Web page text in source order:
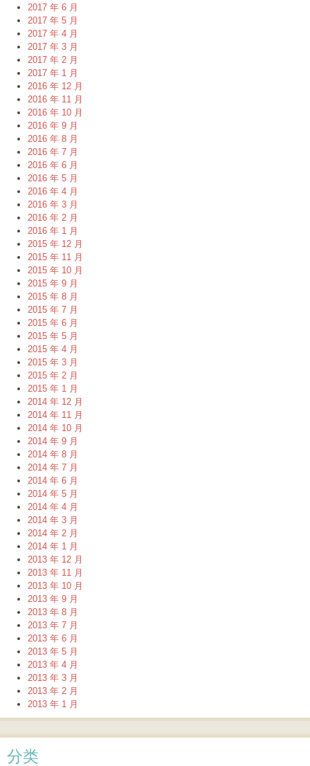
2017 年 6 月
2017 年 5 月
2017 年 4 月
2017 年 3 月
2017 年 2 月
2017 年 1 月
2016 年 12 月
2016 年 11 月
2016 年 10 月
2016 年 9 月
2016 年 8 月
2016 年 7 月
2016 年 6 月
2016 年 5 月
2016 年 4 月
2016 年 3 月
2016 年 2 月
2016 年 1 月
2015 年 12 月
2015 年 11 月
2015 年 10 月
2015 年 9 月
2015 年 8 月
2015 年 7 月
2015 年 6 月
2015 年 5 月
2015 年 4 月
2015 年 3 月
2015 年 2 月
2015 年 1 月
2014 年 12 月
2014 年 11 月
2014 年 10 月
2014 年 9 月
2014 年 8 月
2014 年 7 月
2014 年 6 月
2014 年 5 月
2014 年 4 月
2014 年 3 月
2014 年 2 月
2014 年 1 月
2013 年 12 月
2013 年 11 月
2013 年 10 月
2013 年 9 月
2013 年 8 月
2013 年 7 月
2013 年 6 月
2013 年 5 月
2013 年 4 月
2013 年 3 月
2013 年 2 月
2013 年 1 月
分类